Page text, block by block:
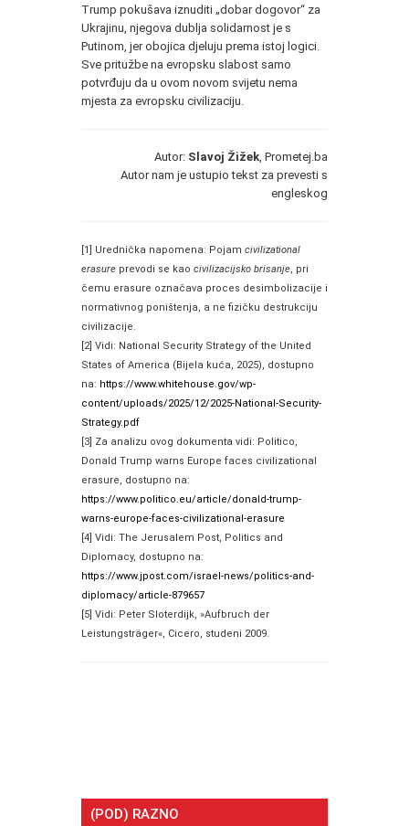
Trump pokušava iznuditi „dobar dogovor“ za
Ukrajinu, njegova dublja solidarnost je s
Putinom, jer obojica djeluju prema istoj logici.
Sve pritužbe na evropsku slabost samo
potvrđuju da u ovom novom svijetu nema
mjesta za evropsku civilizaciju.
Autor: Slavoj Žižek , Prometej.ba
Autor nam je ustupio tekst za prevesti s
engleskog
[1] Urednička napomena: Pojam civilizational
erasure prevodi se kao civilizacijsko brisanje, pri
čemu erasure označava proces desimbolizacije i
normativnog poništenja, a ne fizičku destrukciju
civilizacije.
[2] Vidi: National Security Strategy of the United
States of America (Bijela kuća, 2025), dostupno
na: https://www.whitehouse.gov/wp-
content/uploads/2025/12/2025-National-Security-
Strategy.pdf
[3] Za analizu ovog dokumenta vidi: Politico,
Donald Trump warns Europe faces civilizational
erasure, dostupno na:
https://www.politico.eu/article/donald-trump-
warns-europe-faces-civilizational-erasure
[4] Vidi: The Jerusalem Post, Politics and
Diplomacy, dostupno na:
https://www.jpost.com/israel-news/politics-and-
diplomacy/article-879657
[5] Vidi: Peter Sloterdijk, »Aufbruch der
Leistungsträger«, Cicero, studeni 2009.
(POD) RAZNO